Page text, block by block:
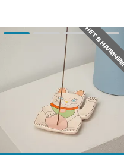
НЕТ В НАЛИЧИИ